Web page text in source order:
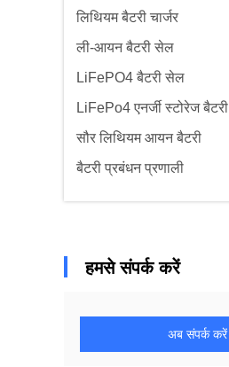
लिथियम बैटरी चार्जर
ली-आयन बैटरी सेल
LiFePO4 बैटरी सेल
LiFePo4 एनर्जी स्टोरेज बैटरी
सौर लिथियम आयन बैटरी
बैटरी प्रबंधन प्रणाली
हमसे संपर्क करें
अब संपर्क करें